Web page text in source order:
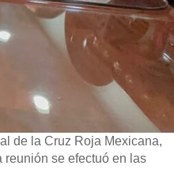
de la Cruz Roja Mexicana,
se efectuó en las